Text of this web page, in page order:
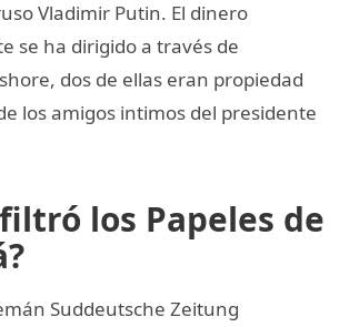
Vladimir Putin. El dinero
se ha dirigido a través de
dos de ellas eran propiedad
los amigos intimos del presidente
los Papeles de
Suddeutsche Zeitung